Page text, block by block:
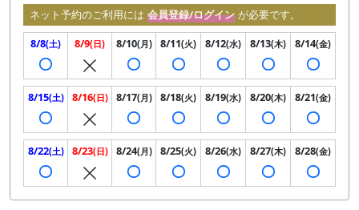
ネット予約のご利用には 会員登録/ログイン が必要です。
8/8(土) 8/9(日) 8/10(月) 8/11(火) 8/12(水) 8/13(木) 8/14(金)
8/15(土) 8/16(日) 8/17(月) 8/18(火) 8/19(水) 8/20(木) 8/21(金)
8/22(土) 8/23(日) 8/24(月) 8/25(火) 8/26(水) 8/27(木) 8/28(金)